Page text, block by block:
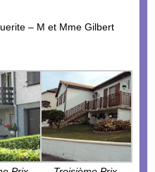
– M et Mme Gilbert